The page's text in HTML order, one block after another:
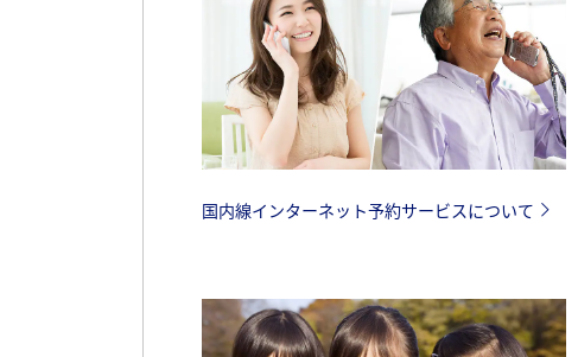
国内線インターネット予約サービスについて